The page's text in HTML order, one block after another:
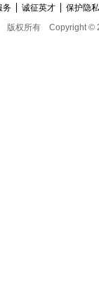
务 诚征英才
保护隐
版权所有 Copyright ©